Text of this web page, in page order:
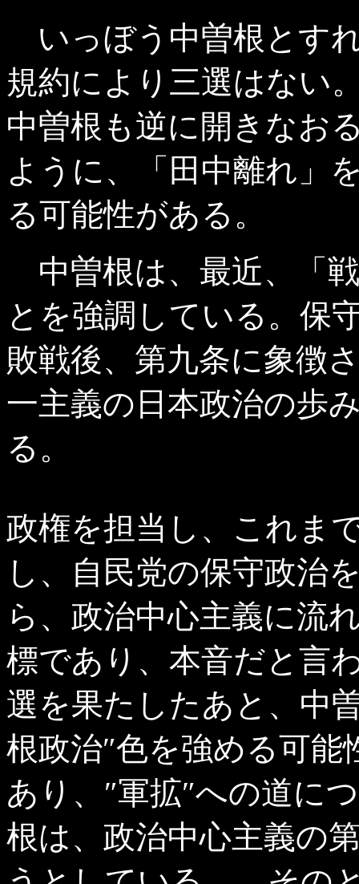
いっぼう中曽根とす
規約により三選はない
中曽根も逆に開きなお
ように、「田中離れ」
る可能性がある。
中曽根は、最近、「
とを強調している。保
敗戦後、第九条に象徴
一主義の日本政治の歩
る。
政権を担当し、これま
し、自民党の保守政治
ら、政治中心主義に流
標であり、本音だと言
選を果たしたあと、中
根政治″色を強める可能
あり、″軍拡″への道に
根は、政治中心主義の